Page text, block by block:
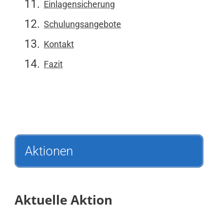
Einlagensicherung
Schulungsangebote
Kontakt
Fazit
Aktionen
Aktuelle Aktion